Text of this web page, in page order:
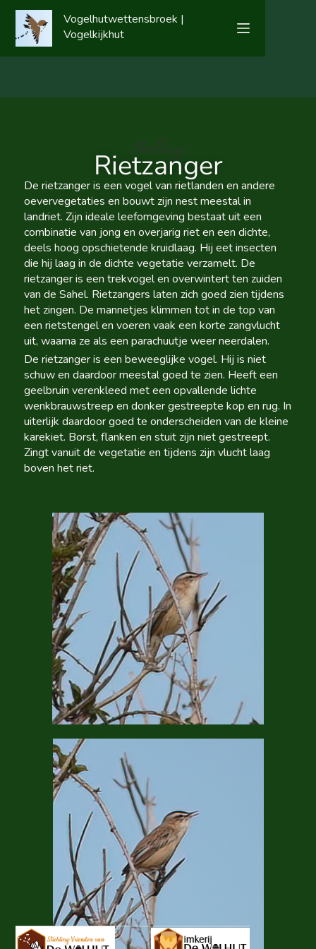
Vogelhutwettensbroek |
Vogelkijkhut
Gallery
Rietzanger
De rietzanger is een vogel van rietlanden en andere
oevervegetaties en bouwt zijn nest meestal in
landriet. Zijn ideale leefomgeving bestaat uit een
combinatie van jong en overjarig riet en een dichte,
deels hoog opschietende kruidlaag. Hij eet insecten
die hij laag in de dichte vegetatie verzamelt. De
rietzanger is een trekvogel en overwintert ten zuiden
van de Sahel. Rietzangers laten zich goed zien tijdens
het zingen. De mannetjes klimmen tot in de top van
een rietstengel en voeren vaak een korte zangvlucht
uit, waarna ze als een parachuutje weer neerdalen.
De rietzanger is een beweeglijke vogel. Hij is niet
schuw en daardoor meestal goed te zien. Heeft een
geelbruin verenkleed met een opvallende lichte
wenkbrauwstreep en donker gestreepte kop en rug. In
uiterlijk daardoor goed te onderscheiden van de kleine
karekiet. Borst, flanken en stuit zijn niet gestreept.
Zingt vanuit de vegetatie en tijdens zijn vlucht laag
boven het riet.